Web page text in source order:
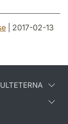
| 2017-02-13